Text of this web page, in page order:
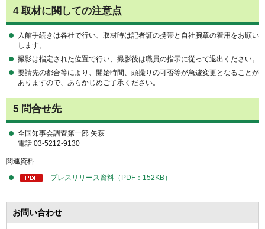
4 取材に関しての注意点
入館手続きは各社で行い、取材時は記者証の携帯と自社腕章の着用をお願い
します。
撮影は指定された位置で行い、撮影後は職員の指示に従って退出ください。
要請先の都合等により、開始時間、頭撮りの可否等が急遽変更となることが
ありますので、あらかじめご了承ください。
5 問合せ先
全国知事会調査第一部 矢萩
電話 03-5212-9130
関連資料
プレスリリース資料（PDF：152KB）
お問い合わせ